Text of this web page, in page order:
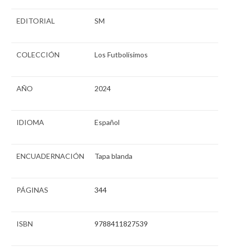
EDITORIAL SM
COLECCIÓN Los Futbolísimos
AÑO 2024
IDIOMA Español
ENCUADERNACIÓN Tapa blanda
PÁGINAS 344
ISBN 9788411827539